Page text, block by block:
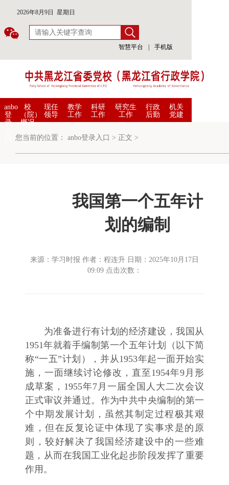
2026年8月9日 星期日
智慧平台 手机版
anbo
登
录
校
（院）
概况
现任
领导
教学
工作
科研
工作
研究生
工作
行政
后勤
机关
党建
您当前的位置： anbo登录入口 > 正文 >
我国第一个五年计
划的编制
来源：学习时报 作者：程连升 日期：2025年10月17日
09:09 点击次数：
为准备进行有计划的经济建设，我国从
1951年就着手编制第一个五年计划（以下简
称“一五”计划），并从1953年起一面开始实
施，一面继续讨论修改，直至1954年9月形
成草案，1955年7月一届全国人大二次会议
正式审议并通过。作为中共中央编制的第一
个中期发展计划，虽然其制定过程极其艰
难，但在反复论证中体现了实事求是的原
则，较好解决了我国经济建设中的一些难
题，从而在我国工业化起步阶段发挥了重要
作用。